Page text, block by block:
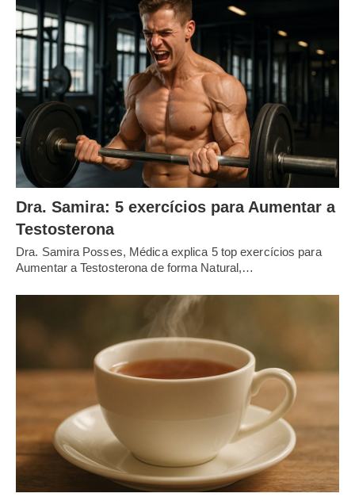
Dra. Samira: 5 exercícios para Aumentar a
Testosterona
Dra. Samira Posses, Médica explica 5 top exercícios para
Aumentar a Testosterona de forma Natural,…